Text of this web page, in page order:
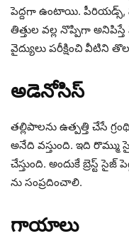
పెద్దగా ఉంటాయి. పీరియడ్స్,
తిత్తుల వల్ల నొప్పిగా
వైద్యులు పరీక్షించి వీటిని
అడెనోసిస్
తల్లిపాలను ఉత్పత్తి చేసే
అనేది వస్తుంది. ఇది రొమ్ము
చేస్తుంది. అందుకే బ్రెస్ట్
ను సంప్రదించాలి.
గాయాలు